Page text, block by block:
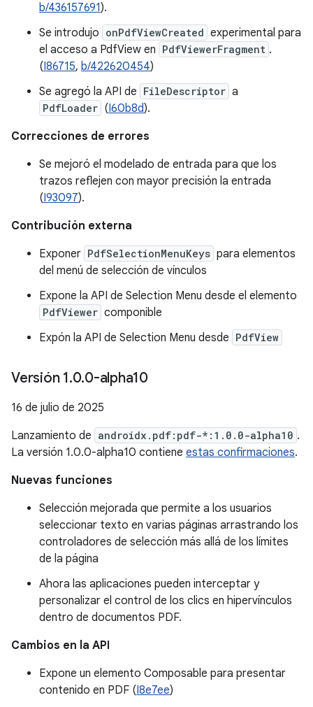
b/436157691).
Se introdujo onPdfViewCreated experimental para
el acceso a PdfView en PdfViewerFragment .
(I86715, b/422620454)
Se agregó la API de FileDescriptor a
PdfLoader (I60b8d).
Correcciones de errores
Se mejoró el modelado de entrada para que los
trazos reflejen con mayor precisión la entrada
(I93097).
Contribución externa
Exponer PdfSelectionMenuKeys para elementos
del menú de selección de vínculos
Expone la API de Selection Menu desde el elemento
PdfViewer componible
Expón la API de Selection Menu desde PdfView
Versión 1.0.0-alpha10
16 de julio de 2025
Lanzamiento de androidx.pdf:pdf-*:1.0.0-alpha10 .
La versión 1.0.0-alpha10 contiene estas confirmaciones.
Nuevas funciones
Selección mejorada que permite a los usuarios
seleccionar texto en varias páginas arrastrando los
controladores de selección más allá de los límites
de la página
Ahora las aplicaciones pueden interceptar y
personalizar el control de los clics en hipervínculos
dentro de documentos PDF.
Cambios en la API
Expone un elemento Composable para presentar
contenido en PDF (I8e7ee)